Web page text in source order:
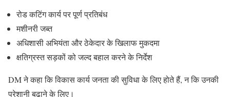
रोड कटिंग कार्य पर पूर्ण प्रतिबंध
मशीनरी जब्त
अधिशासी अभियंता और ठेकेदार के खिलाफ मुकदमा
क्षतिग्रस्त सड़कों को जल्द बहाल करने के निर्देश
DM ने कहा कि विकास कार्य जनता की सुविधा के लिए होते हैं, न कि उनकी
परेशानी बढ़ाने के लिए।